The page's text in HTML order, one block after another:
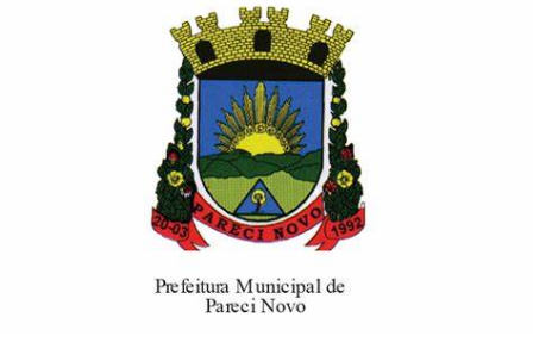
RS, em 05 de agosto de 2026.
LORENI CRISTINA REINHEIMER,
Prefeita Municipal